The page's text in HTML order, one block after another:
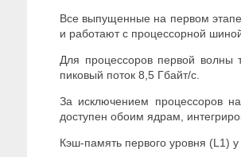
Все выпущенные на первом
и работают с процессорной
Для процессоров первой волны
пиковый поток 8,5 Гбайт/с.
За исключением процессоров
доступен обоим ядрам,
Кэш-память первого уровня (L1)